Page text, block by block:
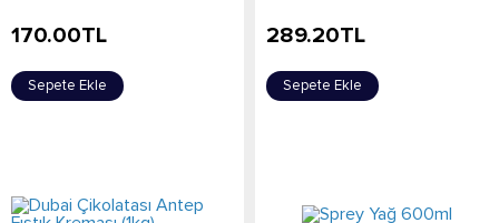
170.00TL
Sepete Ekle
289.20TL
Sepete Ekle